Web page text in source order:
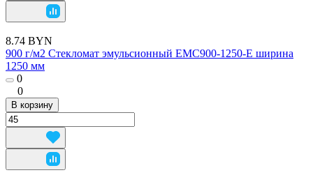
8.74 BYN
900 г/м2 Стекломат эмульсионный EMC900-1250-E ширина
1250 мм
0
0
В корзину